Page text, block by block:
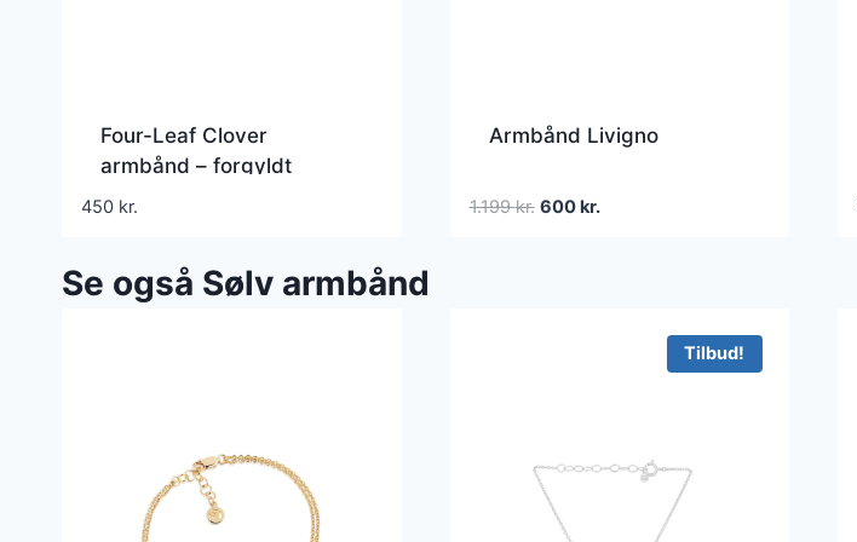
Four-Leaf Clover
armbånd – forgyldt
450 kr.
Armbånd Livigno
1.199kr. Den
600kr.Den
Se også Sølv armbånd
Tilbud!